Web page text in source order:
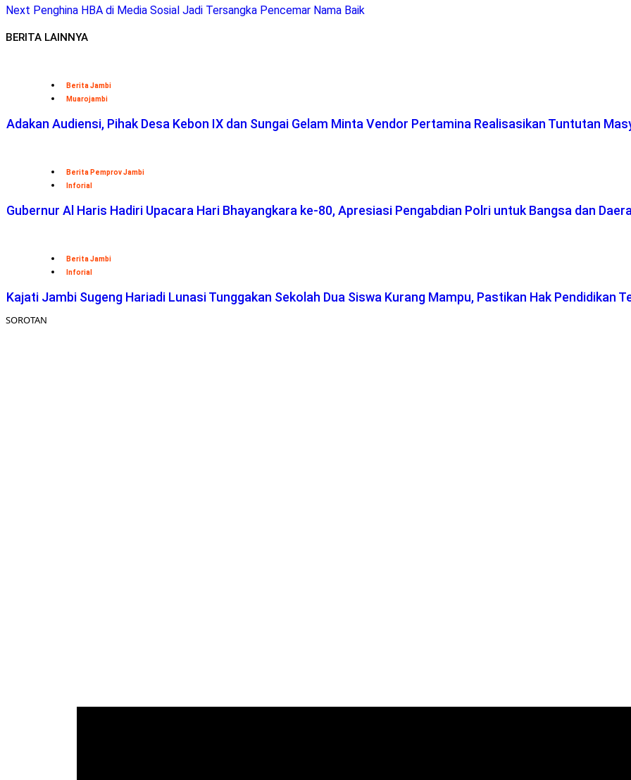
Next Penghina HBA di Media Sosial Jadi Tersangka Pencemar Nama Baik
BERITA LAINNYA
Berita Jambi
Muarojambi
Adakan Audiensi, Pihak Desa Kebon IX dan Sungai Gelam Minta Vendor Pertamina Realisasikan Tuntutan
Berita Pemprov Jambi
Inforial
Gubernur Al Haris Hadiri Upacara Hari Bhayangkara ke-80, Apresiasi Pengabdian Polri untuk Bangsa dan
Berita Jambi
Inforial
Kajati Jambi Sugeng Hariadi Lunasi Tunggakan Sekolah Dua Siswa Kurang Mampu, Pastikan Hak Pendidikan
SOROTAN